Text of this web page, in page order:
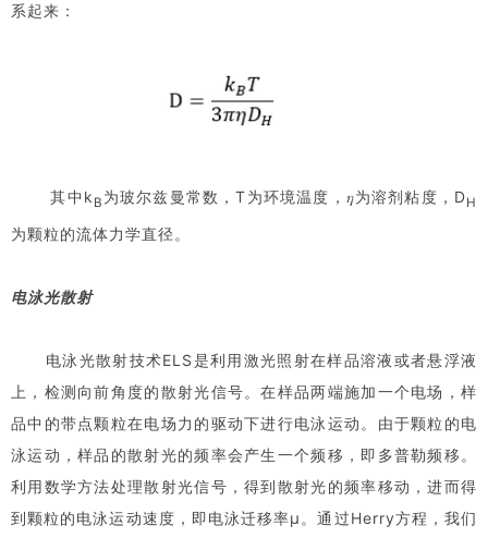
系起来：
其中k B 为玻尔兹曼常数，T为环境温度，𝜂为溶剂粘度，DH
为颗粒的流体力学直径。
电泳光散射
电泳光散射技术ELS是利用激光照射在样品溶液或者悬浮液
上，检测向前角度的散射光信号。在样品两端施加一个电场，样
品中的带点颗粒在电场力的驱动下进行电泳运动。由于颗粒的电
泳运动，样品的散射光的频率会产生一个频移，即多普勒频移。
利用数学方法处理散射光信号，得到散射光的频率移动，进而得
到颗粒的电泳运动速度，即电泳迁移率μ。通过Herry方程，我们